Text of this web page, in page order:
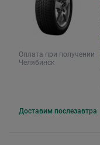
Оплата при получении
Челябинск
Доставим послезавтра